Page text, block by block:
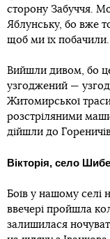
сторону Забуччя.
Яблунську, бо вже
щоб ми їх побачили.
Вийшли дивом, бо
узгоджений —
Житомирської
розстріляними
дійшли до
Вікторія, село
Боїв у нашому селі
ввечері пройшла
залишилася